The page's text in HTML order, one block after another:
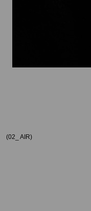
(02_ AIR)